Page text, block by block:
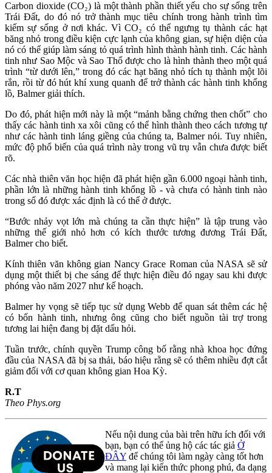
Carbon dioxide (CO₂) là một thành phần thiết yếu cho sự sống trên
Trái Đất, do đó nó trở thành mục tiêu chính trong hành trình tìm
kiếm sự sống ở nơi khác. Vì CO₂ có thể ngưng tụ thành các hạt
băng nhỏ trong điều kiện cực lạnh của không gian, sự hiện diện của
nó có thể giúp làm sáng tỏ quá trình hình thành hành tinh. Các hành
tinh như Sao Mộc và Sao Thổ được cho là hình thành theo một quá
trình “từ dưới lên,” trong đó các hạt băng nhỏ tích tụ thành một lõi
rắn, rồi từ đó hút khí xung quanh để trở thành các hành tinh khổng
lồ, Balmer giải thích.
Do đó, phát hiện mới này là một “mảnh bằng chứng then chốt” cho
thấy các hành tinh xa xôi cũng có thể hình thành theo cách tương tự
như các hành tinh láng giềng của chúng ta, Balmer nói. Tuy nhiên,
mức độ phổ biến của quá trình này trong vũ trụ vẫn chưa được biết
rõ.
Các nhà thiên văn học hiện đã phát hiện gần 6.000 ngoại hành tinh,
phần lớn là những hành tinh khổng lồ - và chưa có hành tinh nào
trong số đó được xác định là có thể ở được.
“Bước nhảy vọt lớn mà chúng ta cần thực hiện” là tập trung vào
những thế giới nhỏ hơn có kích thước tương đương Trái Đất,
Balmer cho biết.
Kính thiên văn không gian Nancy Grace Roman của NASA sẽ sử
dụng một thiết bị che sáng để thực hiện điều đó ngay sau khi được
phóng vào năm 2027 như kế hoạch.
Balmer hy vọng sẽ tiếp tục sử dụng Webb để quan sát thêm các hệ
có bốn hành tinh, nhưng ông cũng cho biết nguồn tài trợ trong
tương lai hiện đang bị đặt dấu hỏi.
Tuần trước, chính quyền Trump công bố rằng nhà khoa học đứng
đầu của NASA đã bị sa thải, báo hiệu rằng sẽ có thêm nhiều đợt cắt
giảm đối với cơ quan không gian Hoa Kỳ.
R.T
Theo Phys.org
Nếu nội dung của bài trên hữu ích đối với
bạn, bạn có thể ủng hộ các tác giả Ở
ĐÂY để chúng tôi làm ngày càng tốt hơn
và mang lại kiến thức phong phú, đa dạng